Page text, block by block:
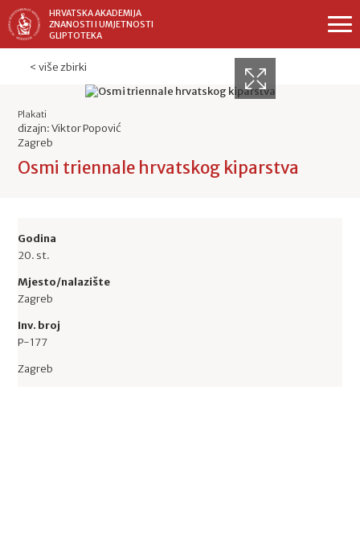
HRVATSKA AKADEMIJA
ZNANOSTI I UMJETNOSTI
GLIPTOTEKA
< više zbirki
Plakati
dizajn: Viktor Popović
Zagreb
Osmi triennale hrvatskog kiparstva
Godina
20. st.
Mjesto/nalazište
Zagreb
Inv. broj
P-177
Zagreb